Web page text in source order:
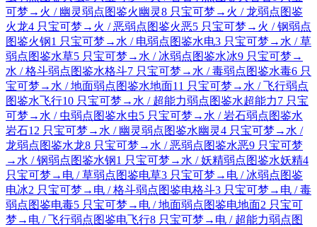
可梦→ 火 / 幽灵弱点图鉴火幽灵8 只宝可梦→ 火 / 龙弱点图鉴
火龙4 只宝可梦→ 火 / 恶弱点图鉴火恶5 只宝可梦→ 火 / 钢弱点
图鉴火钢1 只宝可梦→ 水 / 电弱点图鉴水电3 只宝可梦→ 水 / 草
弱点图鉴水草5 只宝可梦→ 水 / 冰弱点图鉴水冰9 只宝可梦→
水 / 格斗弱点图鉴水格斗7 只宝可梦→ 水 / 毒弱点图鉴水毒6 只
宝可梦→ 水 / 地面弱点图鉴水地面11 只宝可梦→ 水 / 飞行弱点
图鉴水飞行10 只宝可梦→ 水 / 超能力弱点图鉴水超能力7 只宝
可梦→ 水 / 虫弱点图鉴水虫5 只宝可梦→ 水 / 岩石弱点图鉴水
岩石12 只宝可梦→ 水 / 幽灵弱点图鉴水幽灵4 只宝可梦→ 水 /
龙弱点图鉴水龙8 只宝可梦→ 水 / 恶弱点图鉴水恶9 只宝可梦
→ 水 / 钢弱点图鉴水钢1 只宝可梦→ 水 / 妖精弱点图鉴水妖精4
只宝可梦→ 电 / 草弱点图鉴电草3 只宝可梦→ 电 / 冰弱点图鉴
电冰2 只宝可梦→ 电 / 格斗弱点图鉴电格斗3 只宝可梦→ 电 / 毒
弱点图鉴电毒5 只宝可梦→ 电 / 地面弱点图鉴电地面2 只宝可
梦→ 电 / 飞行弱点图鉴电飞行8 只宝可梦→ 电 / 超能力弱点图